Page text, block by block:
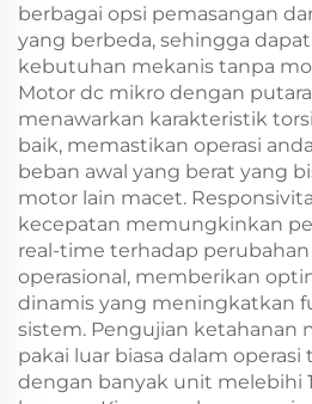
berbagai opsi pemasangan
yang berbeda, sehingga
kebutuhan mekanis tanpa
Motor dc mikro dengan
menawarkan karakteristik
baik, memastikan operasi
beban awal yang berat yang
motor lain macet.
kecepatan memungkinkan
real-time terhadap
operasional, memberikan
dinamis yang meningkatkan
sistem. Pengujian ketahanan
pakai luar biasa dalam
dengan banyak unit melebihi